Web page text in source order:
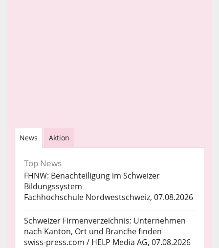
News Aktion
Top News
FHNW: Benachteiligung im Schweizer
Bildungssystem
Fachhochschule Nordwestschweiz, 07.08.2026
Schweizer Firmenverzeichnis: Unternehmen
nach Kanton, Ort und Branche finden
swiss-press.com / HELP Media AG, 07.08.2026